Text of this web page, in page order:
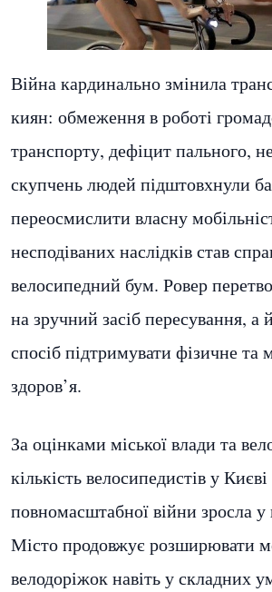
Війна кардинально змінила
киян: обмеження в роботі
транспорту, дефіцит пального,
скупчень людей підштовхнули
переосмислити власну
несподіваних наслідків став
велосипедний бум. Ровер
на зручний засіб пересування, а
спосіб підтримувати фізичне та
здоров’я.
За оцінками міської влади та
кількість велосипедистів у Києві
повномасштабної війни зросла у
Місто продовжує розширювати
велодоріжок навіть у складних